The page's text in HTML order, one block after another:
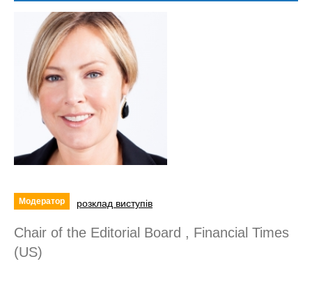
Модератор розклад виступів
Chair of the Editorial Board , Financial Times
(US)